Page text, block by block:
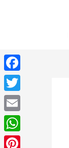
Facebook
Twitter
Email
WhatsApp